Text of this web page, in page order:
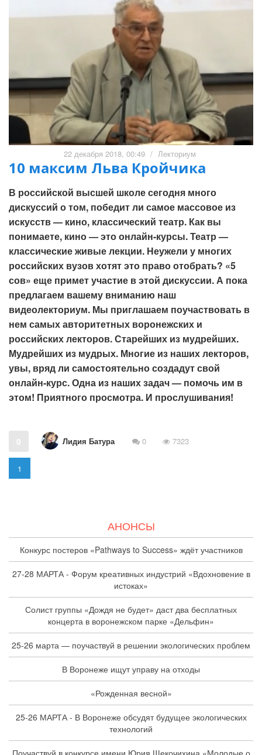
АНОНСЫ
Конкурс постеров «Pathways to Success» ждёт участников
27-28 МАРТА - Форум креативных индустрий «Вдохновение в
истоках»
Солист группы «Дождя не будет» даст два бесплатных
концерта в воронежском парке «Дельфин»
25-26 марта — поучаствуй в решении экологических проблем
В Воронеже ищут управу на отходы
«Рожденная весной»
25-26 МАРТА - В Воронеже обсудят будущее экологических
технологий
22 декабря 2018, 00:49 / Лекториум
10 максим Льва Кройчика
В российской высшей школе сегодня много
дискуссий о том, победит ли самое массовое из
искусств — кино, классический театр. Как вы
понимаете, кино — это онлайн-курсы. Театр —
классические живые лекции. Неужели у многих
российских вузов хотят это право отобрать? «5
сов» еще примет участие в этой дискуссии. А пока
предлагаем вашему вниманию наш
видеолекториум. Мы приглашаем поучаствовать в
нем самых авторитетных воронежских и
российских лекторов. Старейших из мудрейших.
Мудрейших из мудрых. Многие из наших лекторов,
увы, вряд ли самостоятельно создадут свой
онлайн-курс. Одна из наших задач — помочь им в
этом! Приятного просмотра. И прослушивания!
0 Лидия Батура 0 7323
1